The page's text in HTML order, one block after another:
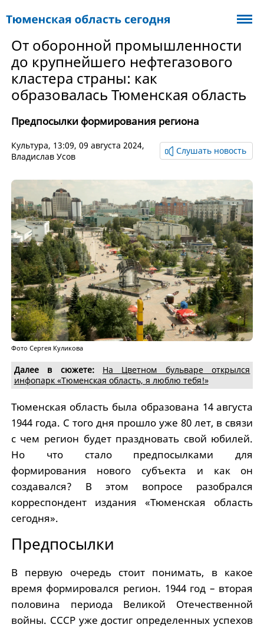
От оборонной промышленности
до крупнейшего нефтегазового
кластера страны: как
образовалась Тюменская область
Предпосылки формирования региона
Культура, 13:09, 09 августа 2024,
Владислав Усов
Слушать новость
Фото Сергея Куликова
Далее в сюжете:
На Цветном бульваре открылся
инфопарк «Тюменская область, я люблю тебя!»
Тюменская область была образована 14 августа
1944 года. С того дня прошло уже 80 лет, в связи
с чем регион будет праздновать свой юбилей.
Но что стало предпосылками для
формирования нового субъекта и как он
создавался? В этом вопросе разобрался
корреспондент издания «Тюменская область
сегодня».
Предпосылки
В первую очередь стоит понимать, в какое
время формировался регион. 1944 год – вторая
половина периода Великой Отечественной
войны. СССР уже достиг определенных успехов